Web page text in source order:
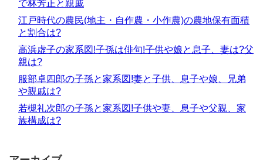
で林芳正と親戚
江戸時代の農民(地主・自作農・小作農)の農地保有面積
と割合は?
高浜虚子の家系図!子孫は俳句!子供や娘と息子、妻は?父
親は?
服部卓四郎の子孫と家系図!妻と子供、息子や娘、兄弟
や親戚は?
若槻礼次郎の子孫と家系図!子供や妻、息子や父親、家
族構成は?